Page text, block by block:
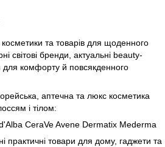
та товарів для щоденного
світові бренди, актуальні beauty-
для комфорту й повсякденного
аптечна та люкс косметика
і тілом:
CeraVeAvene Dermatix Mederma
практичні товари для дому, гаджети та